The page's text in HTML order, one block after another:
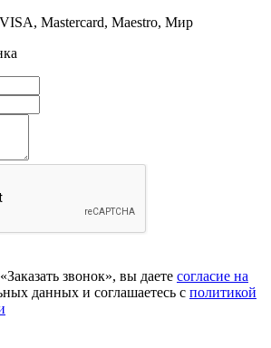
звонок», вы даете согласие на
данных и соглашаетесь c политикой